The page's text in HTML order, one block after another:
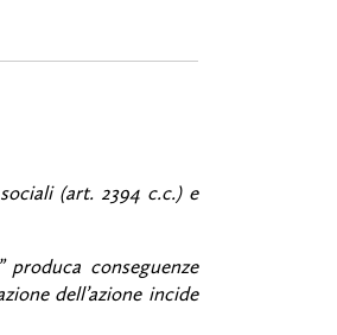
(art. 2394 c.c.) e
conseguenze
dell’azione incide